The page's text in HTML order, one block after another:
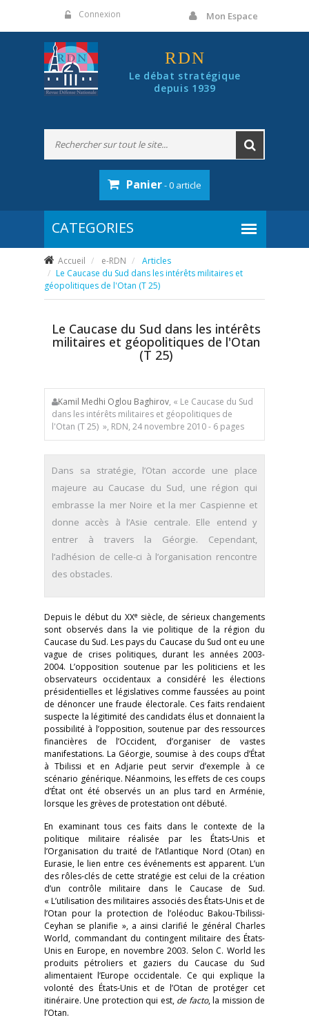
Connexion Mon Espace
RDN
Le débat stratégique
depuis 1939
Panier- 0 article
Accueil e-RDN
Articles
Le Caucase du Sud dans les intérêts militaires et
géopolitiques de l'Otan (T 25)
Le Caucase du Sud dans les intérêts
militaires et géopolitiques de l'Otan
(T 25)
Kamil Medhi Oglou Baghirov, « Le Caucase du Sud
dans les intérêts militaires et géopolitiques de
l'Otan (T 25) », RDN, 24 novembre 2010 - 6 pages
Dans sa stratégie, l’Otan accorde une place
majeure au Caucase du Sud, une région qui
embrasse la mer Noire et la mer Caspienne et
donne accès à l’Asie centrale. Elle entend y
entrer à travers la Géorgie. Cependant,
l’adhésion de celle-ci à l’organisation rencontre
des obstacles.
Depuis le début du XXesiècle, de sérieux changements
sont observés dans la vie politique de la région du
Caucase du Sud. Les pays du Caucase du Sud ont eu une
vague de crises politiques, durant les années 2003-
2004. L’opposition soutenue par les politiciens et les
observateurs occidentaux a considéré les élections
présidentielles et législatives comme faussées au point
de dénoncer une fraude électorale. Ces faits rendaient
suspecte la légitimité des candidats élus et donnaient la
possibilité à l’opposition, soutenue par des ressources
financières de l’Occident, d’organiser de vastes
manifestations. La Géorgie, soumise à des coups d’État
à Tbilissi et en Adjarie peut servir d’exemple à ce
scénario générique. Néanmoins, les effets de ces coups
d’État ont été observés un an plus tard en Arménie,
lorsque les grèves de protestation ont débuté.
En examinant tous ces faits dans le contexte de la
politique militaire réalisée par les États-Unis et
l’Organisation du traité de l’Atlantique Nord (Otan) en
Eurasie, le lien entre ces événements est apparent. L’un
des rôles-clés de cette stratégie est celui de la création
d’un contrôle militaire dans le Caucase de Sud.
« L’utilisation des militaires associés des États-Unis et de
l’Otan pour la protection de l’oléoduc Bakou-Tbilissi-
Ceyhan se planifie », a ainsi clarifié le général Charles
World, commandant du contingent militaire des États-
Unis en Europe, en novembre 2003. Selon C. World les
produits pétroliers et gaziers du Caucase du Sud
alimentaient l’Europe occidentale. Ce qui explique la
volonté des États-Unis et de l’Otan de protéger cet
itinéraire. Une protection qui est, de facto, la mission de
l’Otan.